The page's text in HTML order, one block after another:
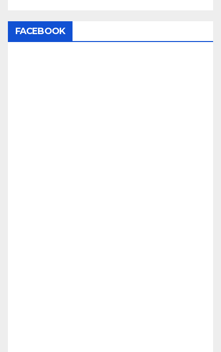
FACEBOOK